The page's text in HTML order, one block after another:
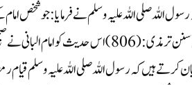
صلی اللہ علیہ و سلم نے فرمایا:جو شخص
اس کے لئے ساری رات قیام کا ثواب ہے۔( سنن
ہیں کہ رسول اللہ صلی اللہ علیہ وسلم